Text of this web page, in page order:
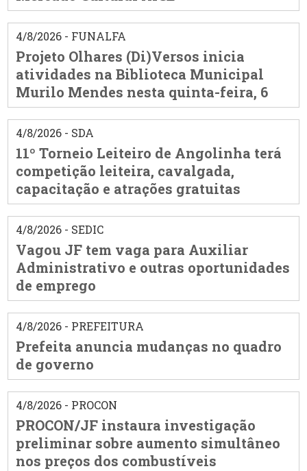
4/8/2026 - FUNALFA
Projeto Olhares (Di)Versos inicia
atividades na Biblioteca Municipal
Murilo Mendes nesta quinta-feira, 6
4/8/2026 - SDA
11º Torneio Leiteiro de Angolinha terá
competição leiteira, cavalgada,
capacitação e atrações gratuitas
4/8/2026 - SEDIC
Vagou JF tem vaga para Auxiliar
Administrativo e outras oportunidades
de emprego
4/8/2026 - PREFEITURA
Prefeita anuncia mudanças no quadro
de governo
4/8/2026 - PROCON
PROCON/JF instaura investigação
preliminar sobre aumento simultâneo
nos preços dos combustíveis